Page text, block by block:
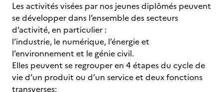
Les activités visées par nos jeunes diplômés peuvent
se développer dans l’ensemble des secteurs
d’activité, en particulier :
l’industrie, le numérique, l’énergie et
l’environnement et le génie civil.
Elles peuvent se regrouper en 4 étapes du cycle de
vie d’un produit ou d’un service et deux fonctions
transverses: